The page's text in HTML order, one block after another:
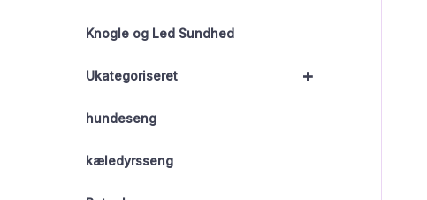
Knogle og Led Sundhed
+
Ukategoriseret
hundeseng
kæledyrsseng